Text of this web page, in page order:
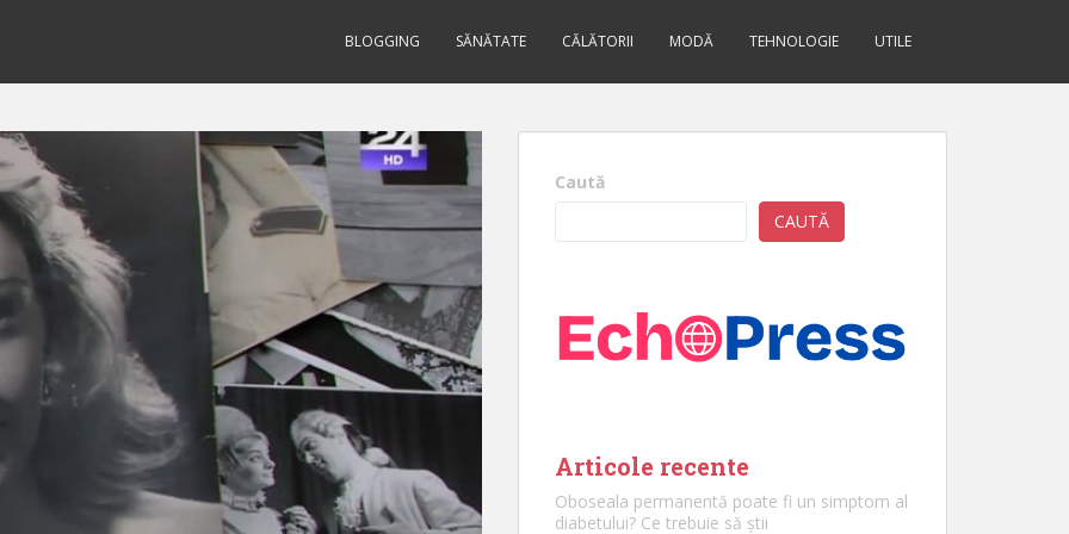
BLOGGING SĂNĂTATE CĂLĂTORII MODĂ TEHNOLOGIE UTILE
Caută
CAUTĂ
Articole recente
Oboseala permanentă poate fi un simptom al
diabetului? Ce trebuie să știi